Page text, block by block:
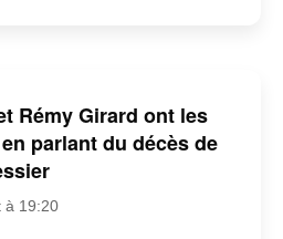
Rémy Girard ont les
parlant du décès de
à 19:20